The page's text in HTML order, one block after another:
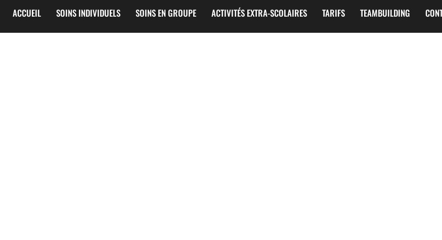
ACCUEIL SOINS INDIVIDUELS SOINS EN GROUPE ACTIVITÉS EXTRA-SCOLAIRES TARIFS TEAMBUILDING